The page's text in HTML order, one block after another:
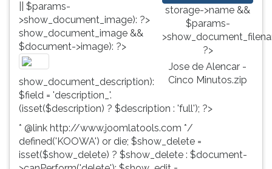
storage->name &&
$params-
?>
Jose de Alencar -
Cinco Minutos.zip
|| $params-
>show_document_image): ?>
show_document_image &&
$document->image): ?>
show_document_description):
$field = 'description_'.
(isset($description) ? $description : 'full'); ?>
* @link http://www.joomlatools.com */
defined('KOOWA') or die; $show_delete =
isset($show_delete) ? $show_delete : $document-